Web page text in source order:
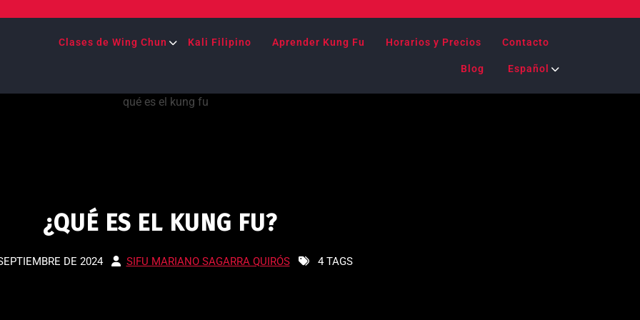
Clases de Wing Chun Kali Filipino Aprender Kung Fu Horarios y Precios Contacto
Blog Español
¿QUÉ ES EL KUNG FU?
DE 2024 SIFU MARIANO SAGARRA QUIRÓS 4 TAGS